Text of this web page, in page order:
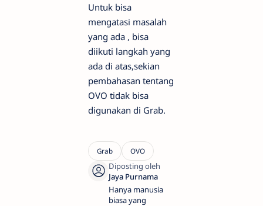
Untuk bisa
mengatasi masalah
yang ada , bisa
diikuti langkah yang
ada di atas,sekian
pembahasan tentang
OVO tidak bisa
digunakan di Grab.
Hanya manusia
biasa yang